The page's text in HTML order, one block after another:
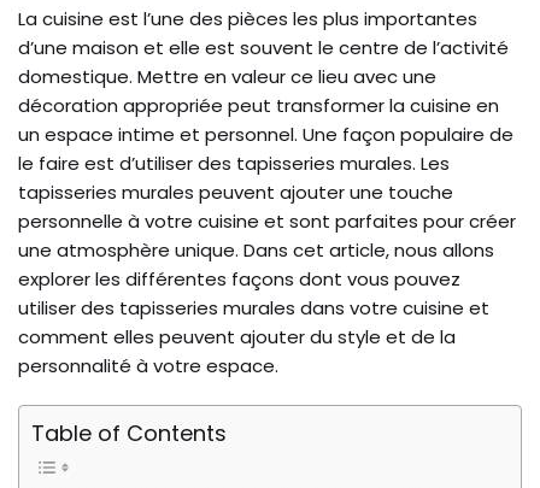
La cuisine est l’une des pièces les plus importantes
d’une maison et elle est souvent le centre de l’activité
domestique. Mettre en valeur ce lieu avec une
décoration appropriée peut transformer la cuisine en
un espace intime et personnel. Une façon populaire de
le faire est d’utiliser des tapisseries murales. Les
tapisseries murales peuvent ajouter une touche
personnelle à votre cuisine et sont parfaites pour créer
une atmosphère unique. Dans cet article, nous allons
explorer les différentes façons dont vous pouvez
utiliser des tapisseries murales dans votre cuisine et
comment elles peuvent ajouter du style et de la
personnalité à votre espace.
Table of Contents